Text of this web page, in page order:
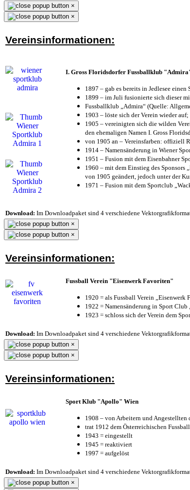
×
×
Vereinsinformationen:
I. Gross Floridsdorfer Fussballklub
1897 – gab es bereits in Jedlesee einen
1899 – im Juli fusionierte sich dieser
Fussballklub „Admira“ (Quelle:
1903 – löste sich der Verein wieder auf;
1905 – vereinigten sich die wilden
den ehemaligen Namen I. Gross
von 1905 an – Vereinsfarben: offiziell
1914 – Namensänderung in Wiener
1951 – Fusion mit dem Eisenbahner
1960 – mit dem Einstieg des Sponsors
von 1905 geändert, jedoch unter der
1971 – Fusion mit dem Sportclub
Download: Im Downloadpaket sind 4 verschiedene
×
×
Vereinsinformationen:
Fussball Verein "Eisenwerk Favoriten"
1920 = als Fussball Verein „Eisenwerk
1922 = Namensänderung in Sport
1923 = schloss sich der Verein dem
Download: Im Downloadpaket sind 4 verschiedene
×
×
Vereinsinformationen:
Sport Klub "Apollo" Wien
1908 – von Arbeitern und
trat 1912 dem Österreichischen
1943 = eingestellt
1945 = reaktiviert
1997 = aufgelöst
Download: Im Downloadpaket sind 4 verschiedene
×